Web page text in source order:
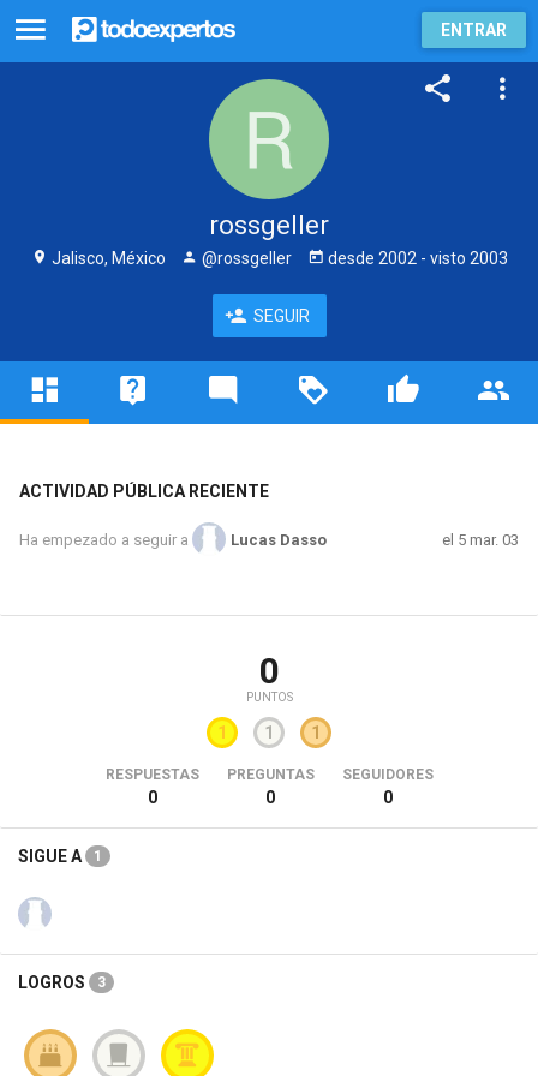
ENTRAR
rossgeller
Jalisco, México @rossgeller desde 2002 - visto 2003
SEGUIR
ACTIVIDAD PÚBLICA RECIENTE
Ha empezado a seguir a Lucas Dasso el 5 mar. 03
0
PUNTOS
1 1 1
RESPUESTAS
0
PREGUNTAS
0
SEGUIDORES
0
SIGUE A 1
LOGROS 3